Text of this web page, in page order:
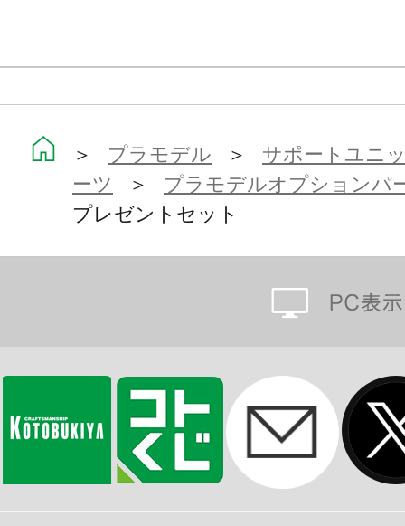
1）プレゼント（ハート型）×1
2）プレゼント（スクエア型）×1
3）プレゼント（キューブ型）×1
4）プレゼント（バッグ型）×1
7）ビニールショッパー×1
※画像は試作品です。実際の商品と
ます。また撮影用に塗装されており
＞ プラモデル ＞ サポートユニ
ーツ
＞ プラモデルオプションパ
プレゼントセット